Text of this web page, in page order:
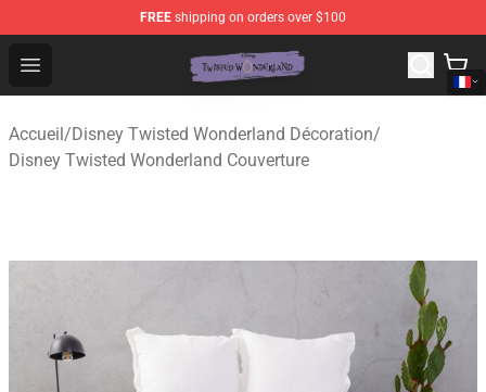
FREE shipping on orders over $100
Open menu
Twisted Wonderland Store - Official Twisted
Accueil/Disney Twisted Wonderland Décoration/
Disney Twisted Wonderland Couverture